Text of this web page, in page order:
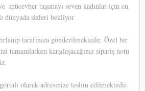
mücevher taşımayı seven kadınlar için en
dünyada sizleri bekliyor
tarafınıza gönderilmektedir. Özel bir
tamamlarken karşılaşacağınız sipariş notu
olarak adresinize teslim edilmektedir.